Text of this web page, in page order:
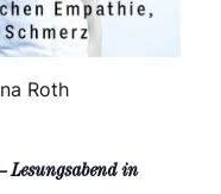
i
Lesungsabend in
Roth